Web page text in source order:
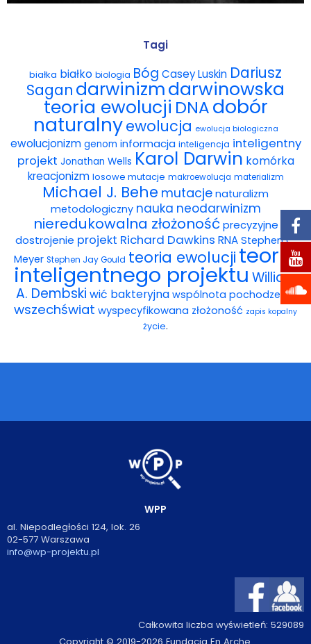
Wybór tekstów
Dla autorów
Darmowy ebook
Księgarnia
FAQ
Spis tekstów
Filmy
Konferencje, webinaria i debaty
Wywiady i wykłady
Podcasty
O książkach
FAQ
Kontakt
Tagi
białka białko biologia Bóg Casey Luskin Dariusz
Sagan darwinizmdarwinowska
teoria ewolucji DNAdobór
naturalnyewolucja ewolucja biologiczna
ewolucjonizm genom informacja inteligencja inteligentny
projekt Jonathan Wells Karol Darwin komórka
kreacjonizm losowe mutacje makroewolucja materializm
Michael J. Behe mutacje naturalizm
metodologiczny nauka neodarwinizm
nieredukowalna złożoność precyzyjne
dostrojenie projekt Richard Dawkins RNA Stephen C.
Meyer Stephen Jay Gould teoria ewolucji teoria
inteligentnego projektu William
A. Dembski wić bakteryjna wspólnota pochodzenia
wszechświat wyspecyfikowana złożoność zapis kopalny
życie.
WPP
al. Niepodległości 124, lok. 26
02-577 Warszawa
info@wp-projektu.pl
Całkowita liczba wyświetleń: 529089